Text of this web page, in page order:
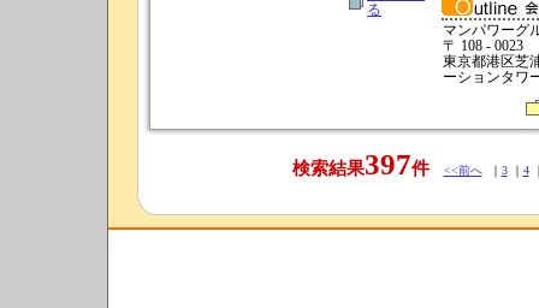
る
マンパワーグ
〒 108 - 0023
東京都港区芝
ーションタワ
検索結果397件 <<前へ｜ 3｜ 4